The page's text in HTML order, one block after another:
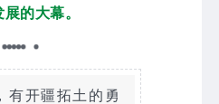
的大幕。
有开疆拓土的勇